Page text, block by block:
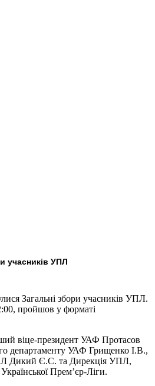
учасників УПЛ
Загальні збори учасників УПЛ.
пройшов у форматі
віце-президент УАФ Протасов
департаменту УАФ Грищенко І.В.,
Дикий Є.С. та Дирекція УПЛ,
Прем’єр-Ліги.